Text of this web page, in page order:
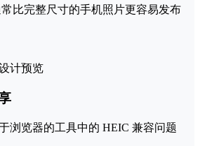
常比完整尺寸的手机照片更容易发布
计预览
浏览器的工具中的 HEIC 兼容问题